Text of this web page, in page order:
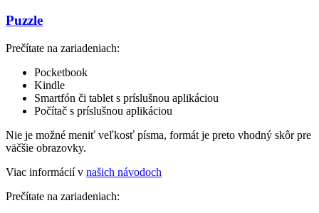
Puzzle
Prečítate na zariadeniach:
Pocketbook
Kindle
Smartfón či tablet s príslušnou aplikáciou
Počítač s príslušnou aplikáciou
Nie je možné meniť veľkosť písma, formát je preto vhodný skôr pre
väčšie obrazovky.
Viac informácií v našich návodoch
Prečítate na zariadeniach: